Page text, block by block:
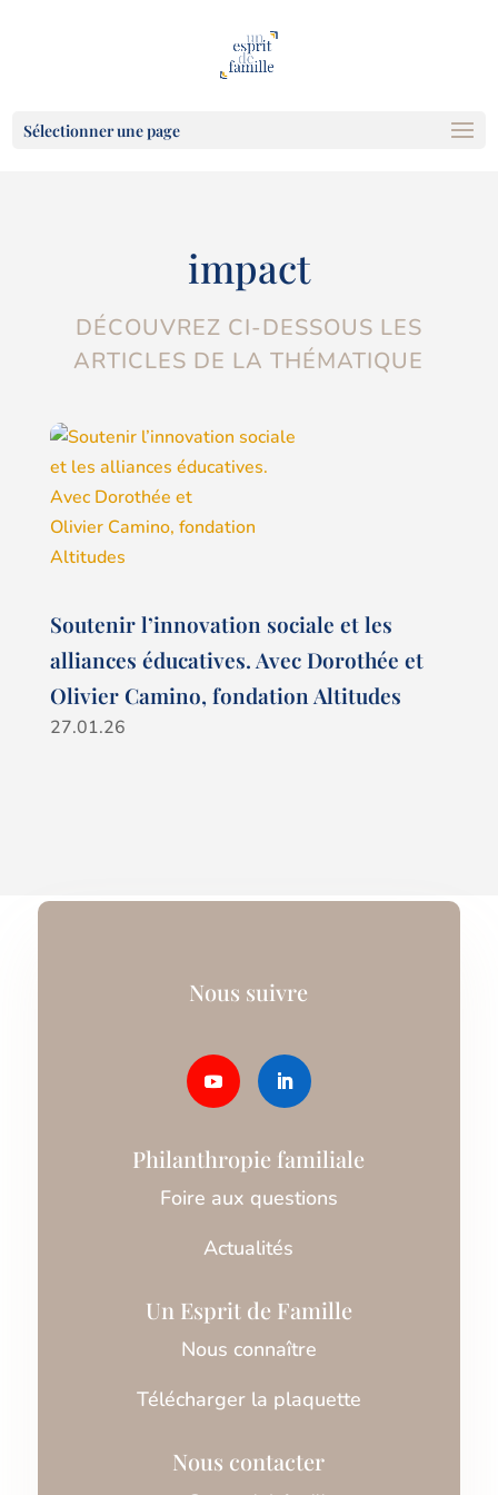
Sélectionner une page
impact
DÉCOUVREZ CI-DESSOUS LES
ARTICLES DE LA THÉMATIQUE
Soutenir l’innovation sociale et les
alliances éducatives. Avec Dorothée et
Olivier Camino, fondation Altitudes
27.01.26
Nous suivre
Philanthropie familiale
Foire aux questions
Actualités
Un Esprit de Famille
Nous connaître
Télécharger la plaquette
Nous contacter